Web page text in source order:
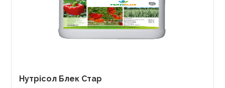
Нутрісол Блек Стар